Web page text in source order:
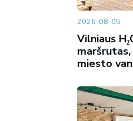
2026-08-05
Vilniaus
miesto